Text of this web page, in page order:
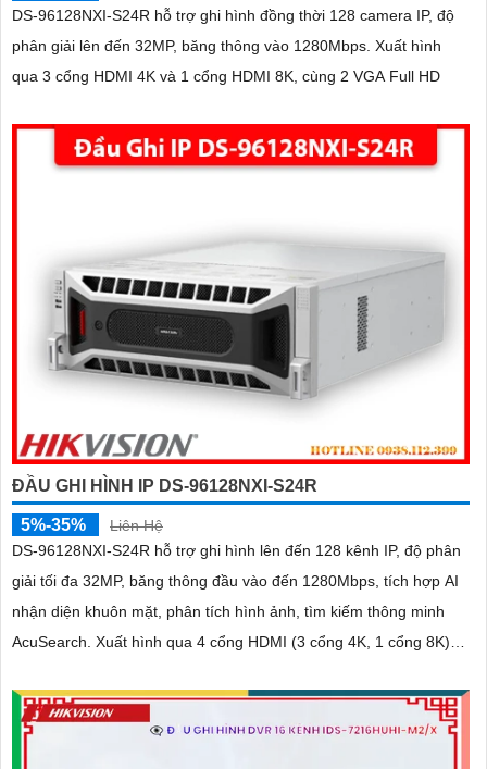
DS-96128NXI-S24R hỗ trợ ghi hình đồng thời 128 camera IP, độ
phân giải lên đến 32MP, băng thông vào 1280Mbps. Xuất hình
qua 3 cổng HDMI 4K và 1 cổng HDMI 8K, cùng 2 VGA Full HD
ĐẦU GHI HÌNH IP DS-96128NXI-S24R
5%-35%
Liên Hệ
DS-96128NXI-S24R hỗ trợ ghi hình lên đến 128 kênh IP, độ phân
giải tối đa 32MP, băng thông đầu vào đến 1280Mbps, tích hợp AI
nhận diện khuôn mặt, phân tích hình ảnh, tìm kiếm thông minh
AcuSearch. Xuất hình qua 4 cổng HDMI (3 cổng 4K, 1 cổng 8K)